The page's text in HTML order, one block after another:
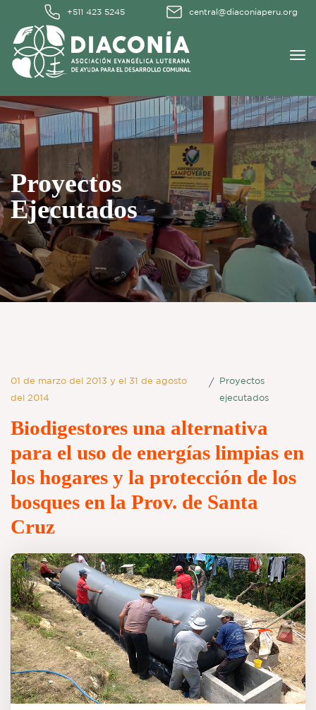
+511 423 5245 central@diaconiaperu.org
Proyectos
Ejecutados
01 de marzo del 2013 y el 31 de agosto
del 2014
/ Proyectos
ejecutados
Biodigestores una alternativa
para el uso de energías limpias en
los hogares y la protección de los
bosques en la Prov. de Santa
Cruz